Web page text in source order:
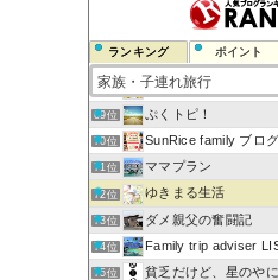
ランキング ポイント
soratoburyokoukiの
67位 こつぶの子連れでお
68位 えみある子育て｜こども
69位 ぷくトピ！
70位 SunRice family ブログ
71位 ママプラン
72位 ゆきまる生活
73位 ダメ親父の奮闘記
74位 Family trip adviser
75位 貧乏だけど、星のやに泊まる